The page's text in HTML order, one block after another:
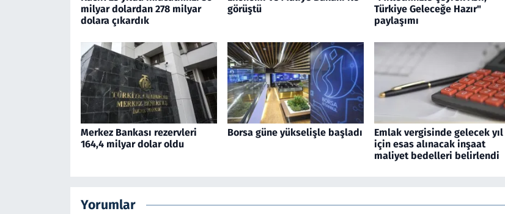
milyar dolardan 278 milyar
dolara çıkardık
görüştü
Türkiye Geleceğe Hazır"
paylaşımı
Merkez Bankası rezervleri
164,4 milyar dolar oldu
Borsa güne yükselişle başladı
Emlak vergisinde gelecek yıl
için esas alınacak inşaat
maliyet bedelleri belirlendi
Yorumlar